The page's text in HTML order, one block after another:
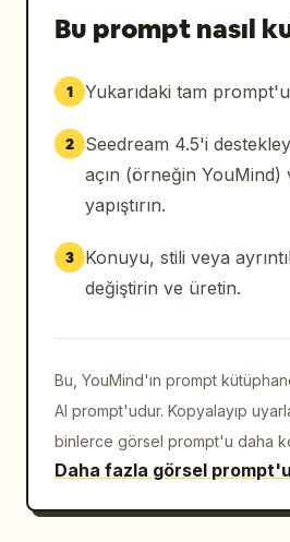
Bu prompt nasıl
1 Yukarıdaki tam
2
Seedream 4.5'i
açın (örneğin
yapıştırın.
3
Konuyu, stili veya
değiştirin ve üretin.
Bu, YouMind'ın prompt
AI prompt'udur. Kopyalayıp
binlerce görsel prompt'u daha
Daha fazla görsel